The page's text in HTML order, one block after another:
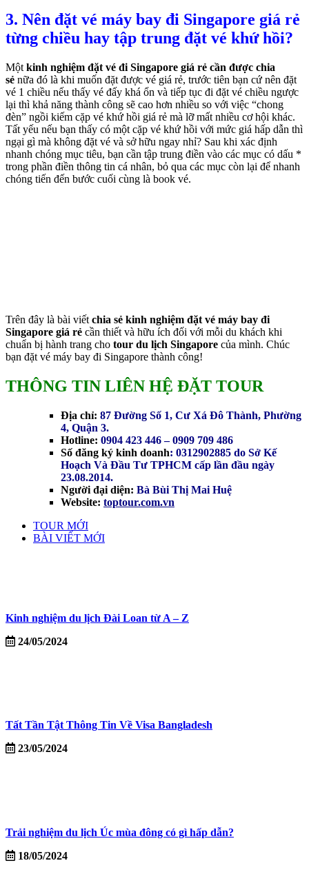
3. Nên đặt vé máy bay đi Singapore giá rẻ
từng chiều hay tập trung đặt vé khứ hồi?
Một kinh nghiệm đặt vé đi Singapore giá rẻ cần được chia
sẻ nữa đó là khi muốn đặt được vé giá rẻ, trước tiên bạn cứ nên đặt
vé 1 chiều nếu thấy vé đấy khá ổn và tiếp tục đi đặt vé chiều ngược
lại thì khả năng thành công sẽ cao hơn nhiều so với việc “chong
đèn” ngồi kiếm cặp vé khứ hồi giá rẻ mà lỡ mất nhiều cơ hội khác.
Tất yếu nếu bạn thấy có một cặp vé khứ hồi với mức giá hấp dẫn thì
ngại gì mà không đặt vé và sở hữu ngay nhỉ? Sau khi xác định
nhanh chóng mục tiêu, bạn cần tập trung điền vào các mục có dấu *
trong phần điền thông tin cá nhân, bỏ qua các mục còn lại để nhanh
chóng tiến đến bước cuối cùng là book vé.
Trên đây là bài viết chia sẻ kinh nghiệm đặt vé máy bay đi
Singapore giá rẻ cần thiết và hữu ích đối với mỗi du khách khi
chuẩn bị hành trang cho tour du lịch Singapore của mình. Chúc
bạn đặt vé máy bay đi Singapore thành công!
THÔNG TIN LIÊN HỆ ĐẶT TOUR
Địa chỉ: 87 Đường Số 1, Cư Xá Đô Thành, Phường
4, Quận 3.
Hotline: 0904 423 446 – 0909 709 486
Số đăng ký kinh doanh: 0312902885 do Sở Kế
Hoạch Và Đầu Tư TPHCM cấp lần đầu ngày
23.08.2014.
Người đại diện: Bà Bùi Thị Mai Huệ
Website: toptour.com.vn
TOUR MỚI
BÀI VIẾT MỚI
Kinh nghiệm du lịch Đài Loan từ A – Z
24/05/2024
Tất Tần Tật Thông Tin Về Visa Bangladesh
23/05/2024
Trải nghiệm du lịch Úc mùa đông có gì hấp dẫn?
18/05/2024